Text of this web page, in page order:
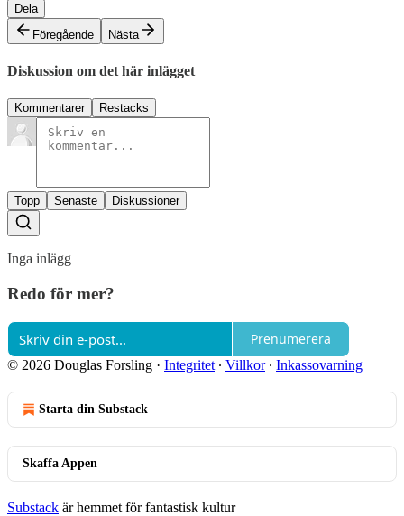
Dela
Föregående
Nästa
Diskussion om det här inlägget
Kommentarer Restacks
Topp Senaste Diskussioner
Inga inlägg
Redo för mer?
Prenumerera
© 2026 Douglas Forsling · Integritet ∙ Villkor∙ Inkassovarning
Starta din Substack
Skaffa Appen
Substack är hemmet för fantastisk kultur